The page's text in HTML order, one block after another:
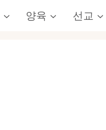
양육 선교